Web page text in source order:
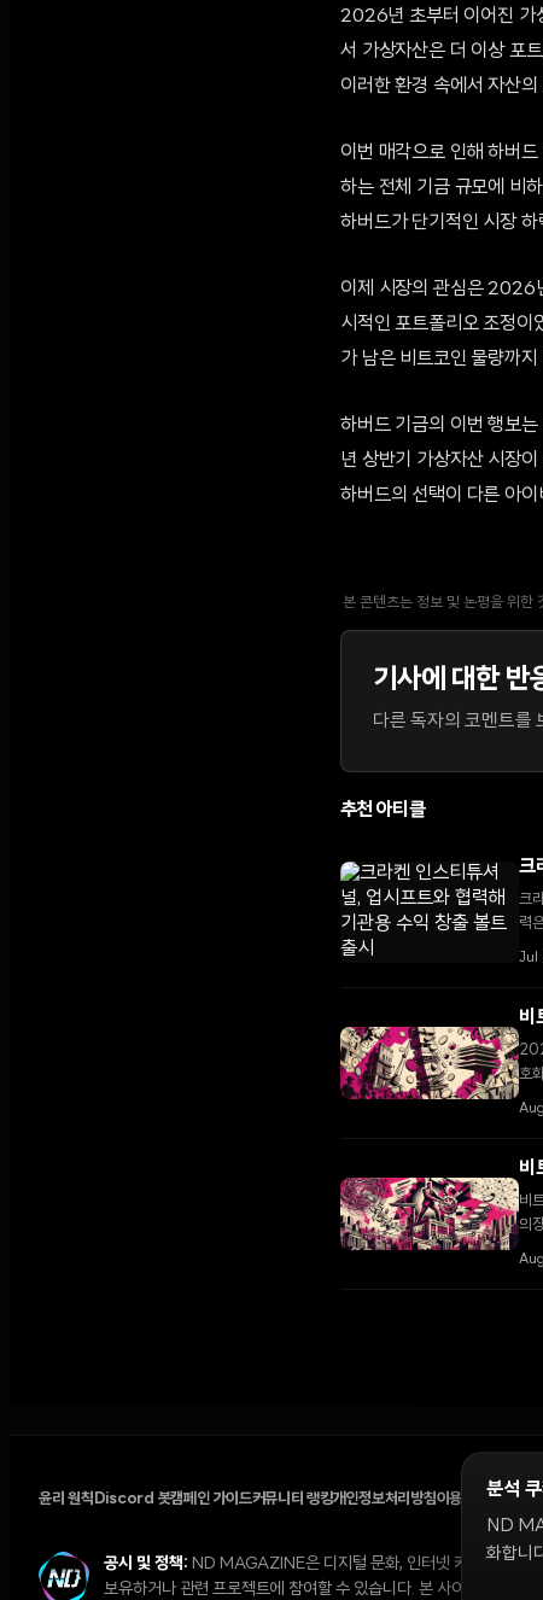
2026년 초부터 이어진 가
서 가상자산은 더 이상 포
이러한 환경 속에서 자산
이번 매각으로 인해 하버
하는 전체 기금 규모에 비
하버드가 단기적인 시장
이제 시장의 관심은 2026
시적인 포트폴리오 조정이
가 남은 비트코인 물량까
하버드 기금의 이번 행보
년 상반기 가상자산 시장
하버드의 선택이 다른 아
본 콘텐츠는 정보 및 논평을 위한
기사에 대한 반
다른 독자의 코멘트를
추천 아티클
크
크
력
Jul
비
호
비
비
의
윤리 원칙 Discord 봇캠페인 가이드커뮤니티 랭킹개인정보처리방침이용약관 쿠키 설정
공시 및 정책: ND MAGAZINE은 디지털 문화, 인터넷 커뮤니티, 온
보유하거나 관련 프로젝트에 참여할 수 있습니다. 본 사이트의 의견
분석
ND
화합니